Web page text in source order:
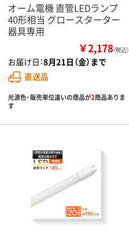
オーム電機 直管LEDランプ
40形相当 グロースターター
器具専用
￥2,178（税込）
お届け日：8月21日（金）まで
直送品
光源色・販売単位違いの商品が2商品ありま
す